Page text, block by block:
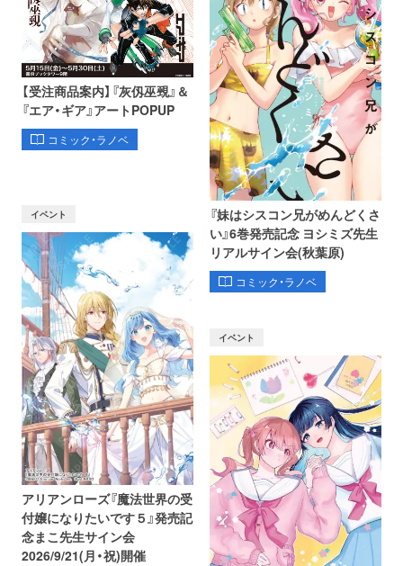
【受注商品案内】『灰仭巫覡』＆
『エア・ギア』アートPOPUP
コミック・ラノベ
『妹はシスコン兄がめんどくさ
い』6巻発売記念 ヨシミズ先生
リアルサイン会(秋葉原)
コミック・ラノベ
イベント
アリアンローズ『魔法世界の受
付嬢になりたいです５』発売記
念まこ先生サイン会
2026/9/21(月・祝)開催
イベント